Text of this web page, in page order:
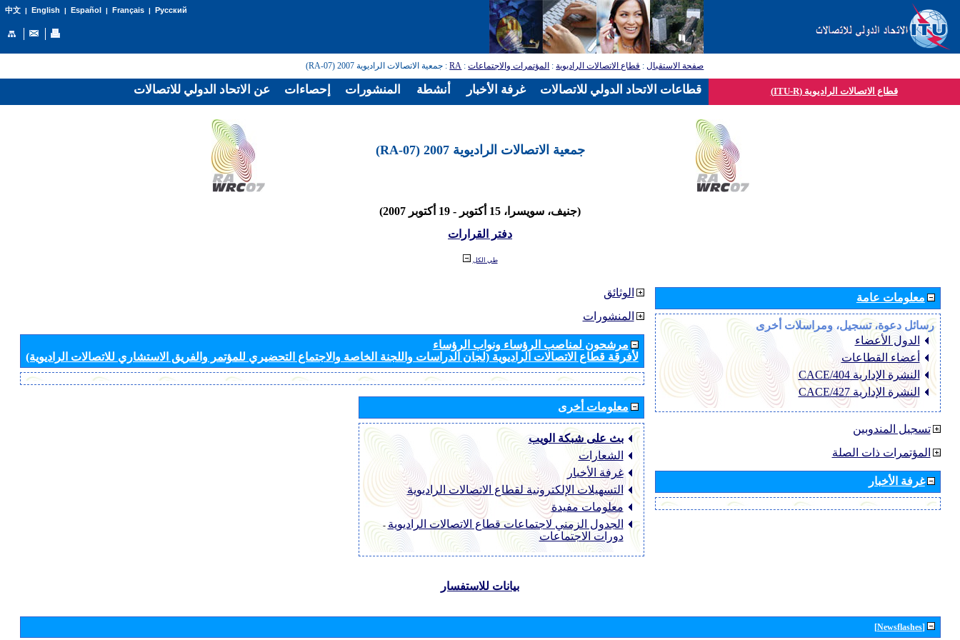
中文| English | Español | Français| Русский
صفحة الاستقبال: قطاع الاتصالات الراديوية: المؤتمرات والاجتماعات:
RA: جمعية الاتصالات الراديوية 2007 (RA-07)
قطاع الاتصالات الراديوية (ITU-R)
جمعية الاتصالات الراديوية 2007 (RA-07)
(جنيف، سويسرا، 15 أكتوبر - 19 أكتوبر 2007)
دفتر القرارات
طي الكل
الوثائق
المنشورات
مرشحون لمناصب الرؤساء ونواب الرؤساء
لأفرقة قطاع الاتصالات الراديوية (لجان الدراسات واللجنة الخاصة والاجتماع التحضيري للمؤتمر والفريق الاستشاري للاتصالات الراديوية)
معلومات أخرى
بث على شبكة الويب
الشعارات
غرفة الأخبار
التسهيلات الإلكترونية لقطاع الاتصالات الراديوية
معلومات مفيدة
الجدول الزمني لاجتماعات قطاع الاتصالات الراديوية -
دورات الاجتماعات
معلومات عامة
رسائل دعوة، تسجيل، ومراسلات أخرى
الدول الأعضاء
أعضاء القطاعات
النشرة الإدارية CACE/404
النشرة الإدارية CACE/427
تسجيل المندوبين
المؤتمرات ذات الصلة
غرفة الأخبار
بيانات للاستفسار
[Newsflashes]
عن الاتحاد الدولي للاتصالات إحصاءات المنشورات أنشطة غرفة الأخبار قطاعات الاتحاد الدولي للاتصالات